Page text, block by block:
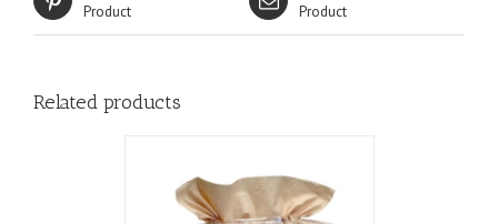
Product
Product
Related products